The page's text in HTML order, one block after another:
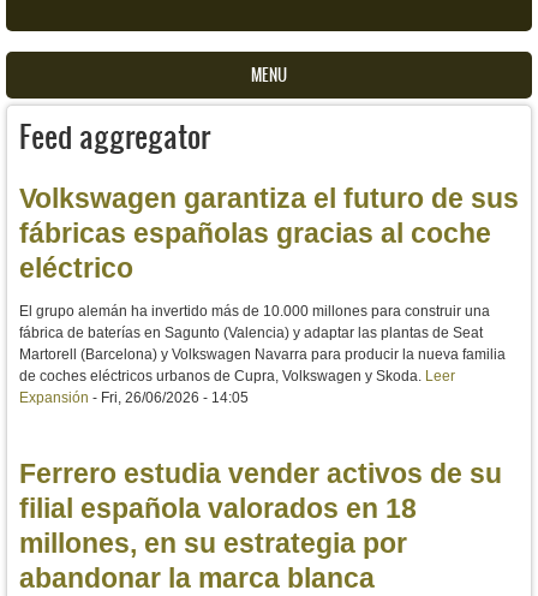
MENU
Feed aggregator
Volkswagen garantiza el futuro de sus
fábricas españolas gracias al coche
eléctrico
El grupo alemán ha invertido más de 10.000 millones para construir una
fábrica de baterías en Sagunto (Valencia) y adaptar las plantas de Seat
Martorell (Barcelona) y Volkswagen Navarra para producir la nueva familia
de coches eléctricos urbanos de Cupra, Volkswagen y Skoda. Leer
Expansión - Fri, 26/06/2026 - 14:05
Ferrero estudia vender activos de su
filial española valorados en 18
millones, en su estrategia por
abandonar la marca blanca